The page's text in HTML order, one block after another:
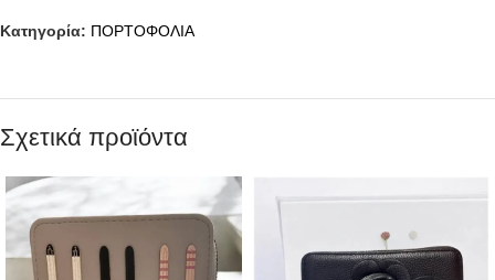
Κατηγορία: ΠΟΡΤΟΦΟΛΙΑ
Σχετικά προϊόντα